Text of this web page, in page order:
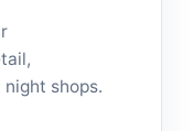
shops.